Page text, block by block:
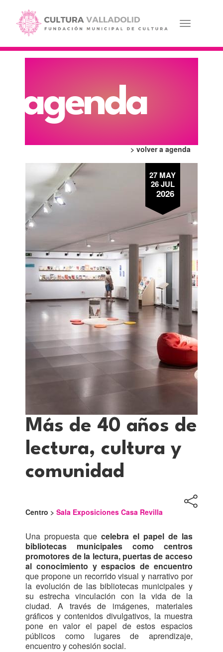
contenido
principal
Toggle
agenda
> volver a agenda
27 MAY
26 JUL
2026
Más de 40 años de
lectura, cultura y
comunidad
Centro >Sala Exposiciones Casa Revilla
Una propuesta quecelebra el papel de las
bibliotecas municipales como centros
promotores de la lectura, puertas de acceso
al conocimiento y espacios de encuentro
que propone un recorrido visual y narrativo por
la evolución de las bibliotecas municipales y
su estrecha vinculación con la vida de la
ciudad. A través de imágenes, materiales
gráficos y contenidos divulgativos, la muestra
pone en valor el papel de estos espacios
públicos como lugares de aprendizaje,
encuentro y cohesión social.